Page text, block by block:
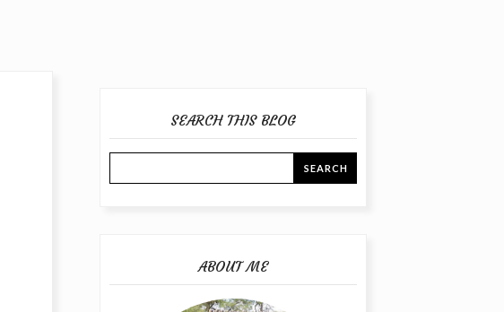
SEARCH THIS BLOG
ABOUT ME